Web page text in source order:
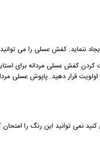
ننماید. کفش عسلی را می توانید
کفش عسلی مردانه برای
قرار دهید. پاپوش عسلی
نمی توانید این رنگ را